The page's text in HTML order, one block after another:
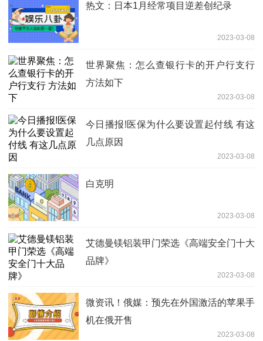
热文：日本1月经常项目逆差创纪录
2023-03-08
世界聚焦：怎么查银行卡的开户行支行
方法如下
2023-03-08
今日播报!医保为什么要设置起付线 有这
几点原因
2023-03-08
白克明
2023-03-08
艾德曼镁铝装甲门荣选《高端安全门十大
品牌》
2023-03-08
微资讯！俄媒：预先在外国激活的苹果手
机在俄开售
2023-03-08